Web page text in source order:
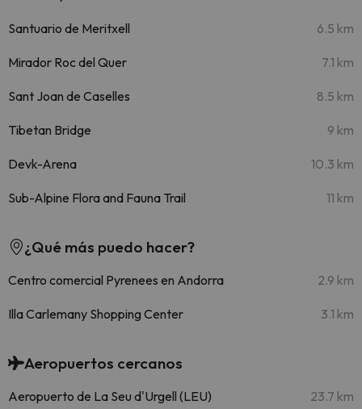
Santuario de Meritxell 6.5 km
Mirador Roc del Quer 7.1 km
Sant Joan de Caselles 8.5 km
Tibetan Bridge 9 km
Devk-Arena 10.3 km
Sub-Alpine Flora and Fauna Trail 11 km
¿Qué más puedo hacer?
Centro comercial Pyrenees en Andorra 2.9 km
Illa Carlemany Shopping Center 3.1 km
Aeropuertos cercanos
Aeropuerto de La Seu d'Urgell (LEU) 23.7 km